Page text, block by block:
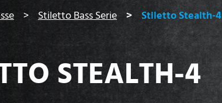
Stiletto Bass Serie Stiletto Stealth-4
STEALTH-4